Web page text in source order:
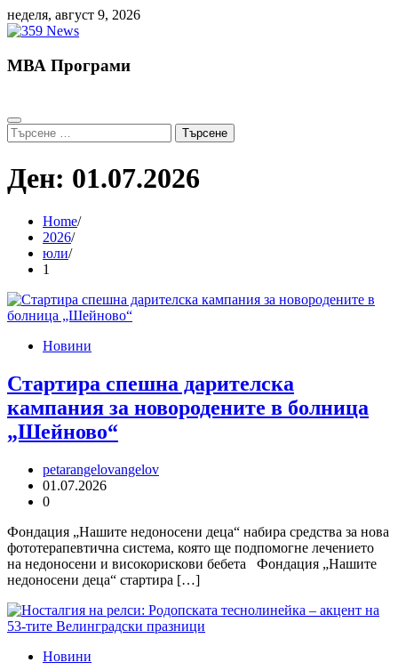
Skip
to
неделя, август 9, 2026
МВА Програми
Търсене
за:
Ден: 01.07.2026
Home
2026
юли
1
Новини
Стартира спешна дарителска
кампания за новородените в болница
„Шейново“
petarangelovangelov
01.07.2026
0
Фондация „Нашите недоносени деца“ набира средства за нова
фототерапевтична система, която ще подпомогне лечението
на недоносени и високорискови бебета Фондация „Нашите
недоносени деца“ стартира […]
Новини